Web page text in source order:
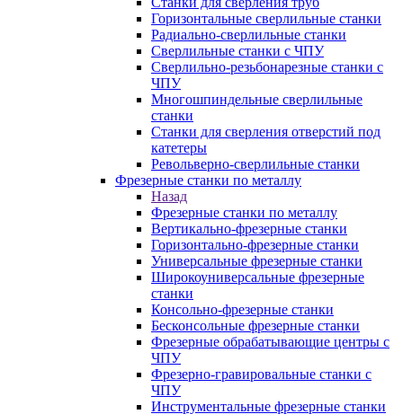
Горизонтальные сверлильные станки
Радиально-сверлильные станки
Сверлильные станки с ЧПУ
Сверлильно-резьбонарезные станки с
ЧПУ
Многошпиндельные сверлильные
станки
Станки для сверления отверстий под
катетеры
Револьверно-сверлильные станки
Фрезерные станки по металлу
Назад
Фрезерные станки по металлу
Вертикально-фрезерные станки
Горизонтально-фрезерные станки
Универсальные фрезерные станки
Широкоуниверсальные фрезерные
станки
Консольно-фрезерные станки
Бесконсольные фрезерные станки
Фрезерные обрабатывающие центры с
ЧПУ
Фрезерно-гравировальные станки с
ЧПУ
Инструментальные фрезерные станки